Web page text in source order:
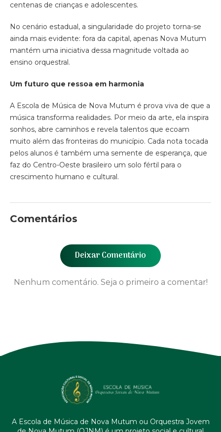
centenas de crianças e adolescentes.
No cenário estadual, a singularidade do projeto torna-se
ainda mais evidente: fora da capital, apenas Nova Mutum
mantém uma iniciativa dessa magnitude voltada ao
ensino orquestral.
Um futuro que ressoa em harmonia
A Escola de Música de Nova Mutum é prova viva de que a
música transforma realidades. Por meio da arte, ela inspira
sonhos, abre caminhos e revela talentos que ecoam
muito além das fronteiras do município. Cada nota tocada
pelos alunos é também uma semente de esperança, que
faz do Centro-Oeste brasileiro um solo fértil para o
crescimento humano e cultural.
Comentários
Deixar Comentário
Nenhum comentário. Seja o primeiro a comentar!
A Escola de Música de Nova Mutum ou Orquestra Jovem